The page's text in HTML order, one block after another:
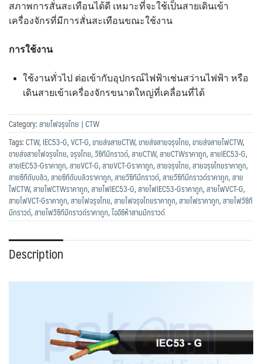
สภาพการสั่นสะเทือนได้ดี เหมาะที่จะใช้เป็นสายเดินเข้า
เครื่องจักรที่มีการสั่นสะเทือนขณะใช้งาน
การใช้งาน
ใช้งานทั่วไป ต่อเข้ากับอุปกรณ์ไฟฟ้าเช่นสว่านไฟฟ้า หรือ
เดินสายเข้าเครื่องจักรขนาดใหญ่ที่เคลื่อนที่ได้
Category:สายไฟจรุงไทย | CTW
Tags:CTW, IEC53-G,VCT-G,ขายส่งสายCTW,ขายส่งสายจรุงไทย,ขายส่งสายไฟCTW,
ขายส่งสายไฟจรุงไทย,จรุงไทย,วีซีทีมีกราวด์,สายCTW,สายCTWราคาถูก,สายIEC53-G,
สายIEC53-Gราคาถูก,สายVCT-G,สายVCT-Gราคาถูก,สายจรุงไทย,สายจรุงไทยราคาถูก,
สายซีทีดับบลิว,สายซีทีดับบลิวราคาถูก,สายวีซีทีมีกราวด์,สายวีซีทีมีกราวด์ราคาถูก,สาย
ไฟCTW,สายไฟCTWราคาถูก,สายไฟIEC53-G,สายไฟIEC53-Gราคาถูก,สายไฟVCT-G,
สายไฟVCT-Gราคาถูก,สายไฟจรุงไทย,สายไฟจรุงไทยราคาถูก,สายไฟราคาถูก,สายไฟวีซีที
มีกราวด์,สายไฟวีซีทีมีกราวด์ราคาถูก,ไออีซีห้าสามมีกราวด์
Description